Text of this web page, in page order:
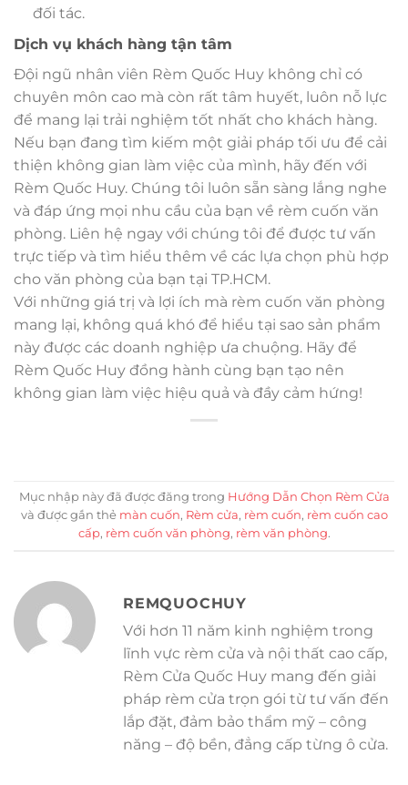
đối tác.
Dịch vụ khách hàng tận tâm
Đội ngũ nhân viên Rèm Quốc Huy không chỉ có
chuyên môn cao mà còn rất tâm huyết, luôn nỗ lực
để mang lại trải nghiệm tốt nhất cho khách hàng.
Nếu bạn đang tìm kiếm một giải pháp tối ưu để cải
thiện không gian làm việc của mình, hãy đến với
Rèm Quốc Huy. Chúng tôi luôn sẵn sàng lắng nghe
và đáp ứng mọi nhu cầu của bạn về rèm cuốn văn
phòng. Liên hệ ngay với chúng tôi để được tư vấn
trực tiếp và tìm hiểu thêm về các lựa chọn phù hợp
cho văn phòng của bạn tại TP.HCM.
Với những giá trị và lợi ích mà rèm cuốn văn phòng
mang lại, không quá khó để hiểu tại sao sản phẩm
này được các doanh nghiệp ưa chuộng. Hãy để
Rèm Quốc Huy đồng hành cùng bạn tạo nên
không gian làm việc hiệu quả và đầy cảm hứng!
Mục nhập này đã được đăng trong Hướng Dẫn Chọn Rèm Cửa
và được gắn thẻ màn cuốn, Rèm cửa, rèm cuốn, rèm cuốn cao
cấp, rèm cuốn văn phòng, rèm văn phòng.
REMQUOCHUY
Với hơn 11 năm kinh nghiệm trong
lĩnh vực rèm cửa và nội thất cao cấp,
Rèm Cửa Quốc Huy mang đến giải
pháp rèm cửa trọn gói từ tư vấn đến
lắp đặt, đảm bảo thẩm mỹ – công
năng – độ bền, đẳng cấp từng ô cửa.